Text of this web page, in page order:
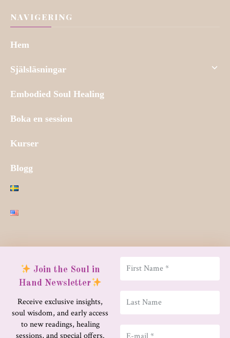
Join the Soul in
Hand Newsletter
Receive exclusive insights,
soul wisdom, and early access
to new readings, healing
sessions, and special offers.
NAVIGERING
Hem
Själsläsningar
Embodied Soul Healing
Boka en session
Kurser
Blogg
PERSONLIG RESA
Resan hem till mig själv – Del 4
PERSONLIG RESA